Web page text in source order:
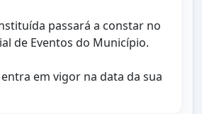
passará a constar no
de Eventos do Município.
entra em vigor na data da sua